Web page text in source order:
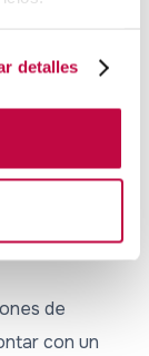
detalles
un equipo de
ostente
de
con un